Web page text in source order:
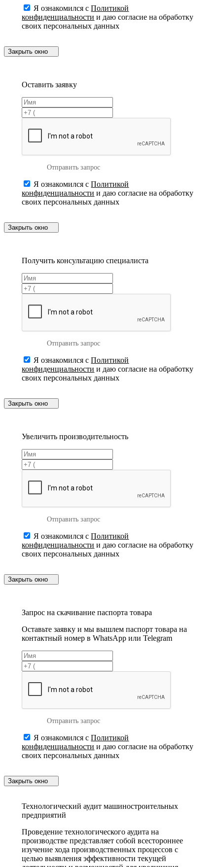
Я ознакомился сПолитикой
конфиденциальности и даю согласие на обработку
своих персональных данных
Закрыть окно
Оставить заявку
Отправить запрос
Я ознакомился сПолитикой
конфиденциальности и даю согласие на обработку
своих персональных данных
Закрыть окно
Получить консультацию специалиста
Отправить запрос
Я ознакомился сПолитикой
конфиденциальности и даю согласие на обработку
своих персональных данных
Закрыть окно
Увеличить производительность
Отправить запрос
Я ознакомился сПолитикой
конфиденциальности и даю согласие на обработку
своих персональных данных
Закрыть окно
Запрос на скачивание паспорта товара
Оставьте заявку и мы вышлем паспорт товара на
контактный номер в WhatsApp или Telegram
Отправить запрос
Я ознакомился сПолитикой
конфиденциальности и даю согласие на обработку
своих персональных данных
Закрыть окно
Технологический аудит машиностроительных
предприятий
Проведение технологического аудита на
производстве представляет собой всестороннее
изучение хода производственных процессов с
целью выявления эффективности текущей